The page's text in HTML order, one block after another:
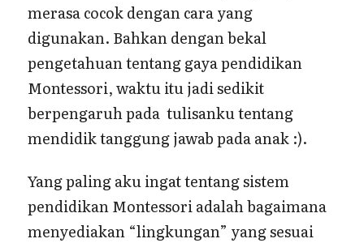
merasa cocok dengan cara yang
digunakan. Bahkan dengan bekal
pengetahuan tentang gaya pendidikan
Montessori, waktu itu jadi sedikit
berpengaruh pada tulisanku tentang
mendidik tanggung jawab pada anak :).
Yang paling aku ingat tentang sistem
pendidikan Montessori adalah bagaimana
menyediakan “lingkungan” yang sesuai